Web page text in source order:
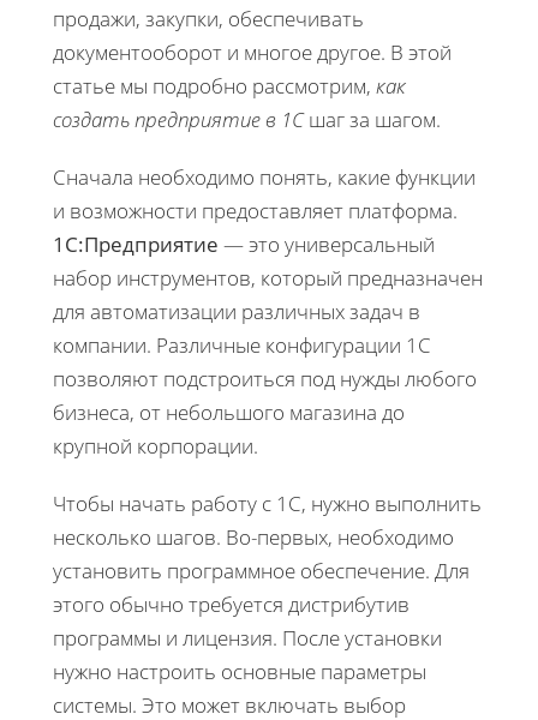
продажи, закупки, обеспечивать
документооборот и многое другое. В этой
статье мы подробно рассмотрим, как
создать предприятие в 1Сшаг за шагом.
Сначала необходимо понять, какие функции
и возможности предоставляет платформа.
1С:Предприятие — это универсальный
набор инструментов, который предназначен
для автоматизации различных задач в
компании. Различные конфигурации 1С
позволяют подстроиться под нужды любого
бизнеса, от небольшого магазина до
крупной корпорации.
Чтобы начать работу с 1С, нужно выполнить
несколько шагов. Во-первых, необходимо
установить программное обеспечение. Для
этого обычно требуется дистрибутив
программы и лицензия. После установки
нужно настроить основные параметры
системы. Это может включать выбор